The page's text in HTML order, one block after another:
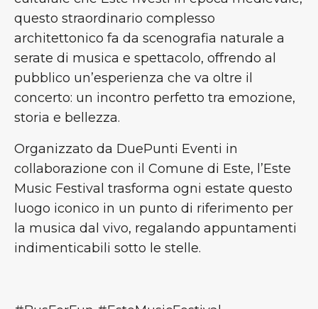
questo straordinario complesso
architettonico fa da scenografia naturale a
serate di musica e spettacolo, offrendo al
pubblico un’esperienza che va oltre il
concerto: un incontro perfetto tra emozione,
storia e bellezza.
Organizzato da DuePunti Eventi in
collaborazione con il Comune di Este, l’Este
Music Festival trasforma ogni estate questo
luogo iconico in un punto di riferimento per
la musica dal vivo, regalando appuntamenti
indimenticabili sotto le stelle.